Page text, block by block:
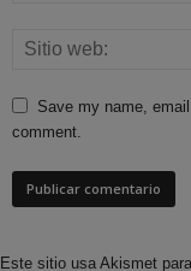
Save my name,
comment.
Este sitio usa Akismet